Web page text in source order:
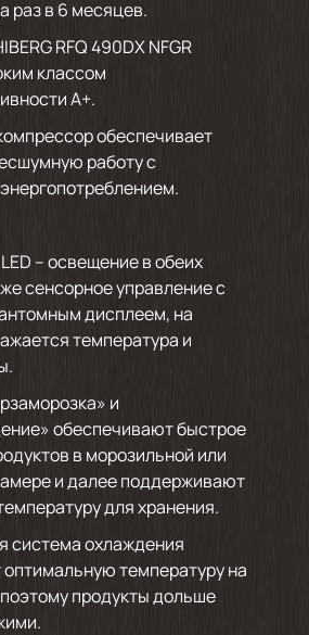
раз в 6 месяцев.
RFQ 490DX NFGR
классом
А+.
обеспечивает
работу с
– освещение в обеих
сенсорное управление с
дисплеем, на
температура и
и
обеспечивают быстрое
в морозильной или
и далее поддерживают
для хранения.
система охлаждения
температуру на
продукты дольше